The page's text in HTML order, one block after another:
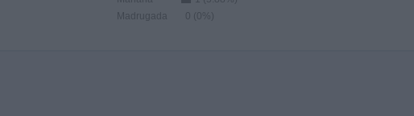
Madrugada
0 (0%)